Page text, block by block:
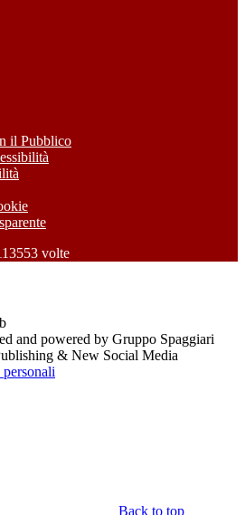
il Pubblico
volte
and powered by Gruppo Spaggiari
& New Social Media
Back to top